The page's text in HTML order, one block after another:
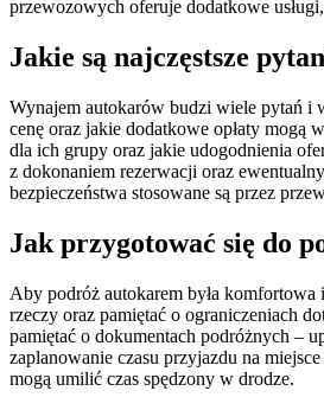
przewozowych oferuje dodatkowe
Jakie są najczęstsze
Wynajem autokarów budzi wiele pytań i
cenę oraz jakie dodatkowe opłaty mogą
dla ich grupy oraz jakie udogodnienia
z dokonaniem rezerwacji oraz
bezpieczeństwa stosowane są przez
Jak przygotować się do
Aby podróż autokarem była
rzeczy oraz pamiętać o ograniczeniach
pamiętać o dokumentach podróżnych –
zaplanowanie czasu przyjazdu na
mogą umilić czas spędzony w drodze.